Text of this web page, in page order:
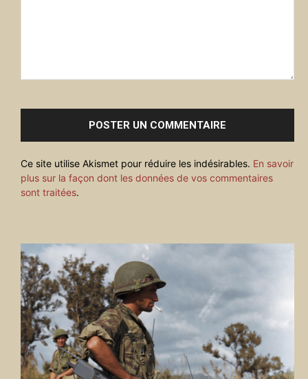
Ce site utilise Akismet pour réduire les indésirables. En savoir
plus sur la façon dont les données de vos commentaires
sont traitées.